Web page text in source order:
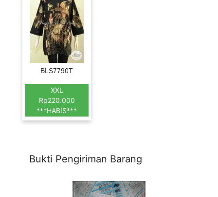
BLS7790T
XXL
Rp220.000
***HABIS***
Bukti Pengiriman Barang